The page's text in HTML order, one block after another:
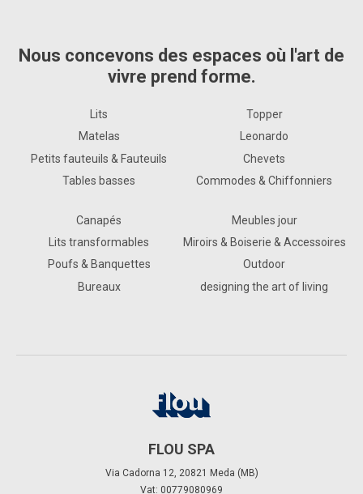
Nous concevons des espaces où l'art de
vivre prend forme.
Lits
Matelas
Petits fauteuils & Fauteuils
Tables basses
Topper
Leonardo
Chevets
Commodes & Chiffonniers
Canapés
Lits transformables
Poufs & Banquettes
Bureaux
Meubles jour
Miroirs & Boiserie & Accessoires
Outdoor
designing the art of living
FLOU SPA
Via Cadorna 12, 20821 Meda (MB)
Vat: 00779080969